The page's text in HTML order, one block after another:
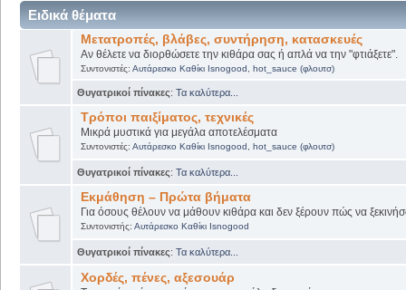
Ειδικά θέματα
Μετατροπές, βλάβες, συντήρηση, κατασκευές
Αν θέλετε να διορθώσετε την κιθάρα σας ή απλά να την "φτιάξετε".
Συντονιστές: Αυτάρεσκο Καθίκι Isnogood hot_sauce (φλουτσ)
Θυγατρικοί πίνακες: Τα καλύτερα...
Τρόποι παιξίματος, τεχνικές
Μικρά μυστικά για μεγάλα αποτελέσματα
Συντονιστές: Αυτάρεσκο Καθίκι Isnogood hot_sauce (φλουτσ)
Θυγατρικοί πίνακες: Τα καλύτερα...
Εκμάθηση – Πρώτα βήματα
Για όσους θέλουν να μάθουν κιθάρα και δεν ξέρουν πώς να
Συντονιστής: Αυτάρεσκο Καθίκι Isnogood
Θυγατρικοί πίνακες: Τα καλύτερα...
Χορδές, πένες, αξεσουάρ